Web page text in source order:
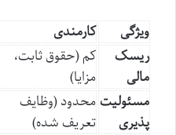
ویژگی کارمندی
ریسک
مالی
کم (حقوق ثابت،
مزایا)
مسئولیت
پذیری
محدود (وظایف
تعریف شده)